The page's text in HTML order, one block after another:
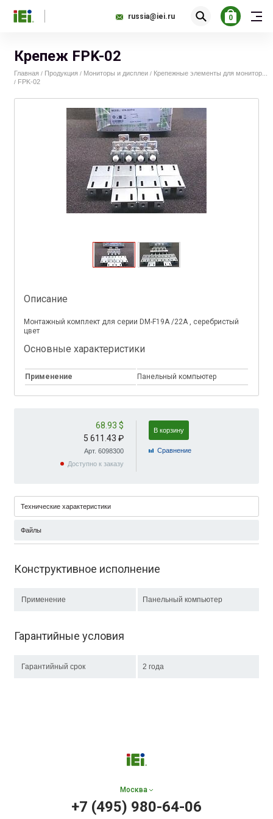
russia@iei.ru 0
Крепеж FPK-02
Главная / Продукция / Мониторы и дисплеи / Крепежные элементы для монитор...
/ FPK-02
Описание
Монтажный комплект для серии DM-F19A /22A , серебристый
цвет
Основные характеристики
Применение Панельный компьютер
68.93 $
5 611.43 ₽
Арт. 6098300
Доступно к заказу
В корзину
Cравнение
Технические характеристики
Файлы
Конструктивное исполнение
Применение Панельный компьютер
Гарантийные условия
Гарантийный срок 2 года
Москва
+7 (495) 980-64-06